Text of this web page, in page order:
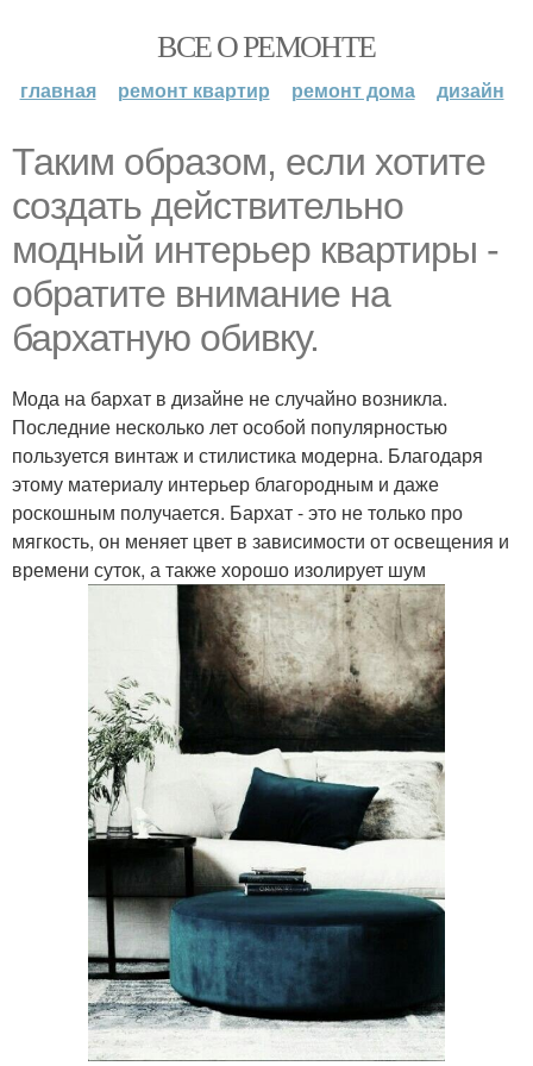
ВСЕ О РЕМОНТЕ
главная ремонт квартир ремонт дома дизайн
Таким образом, если хотите
создать действительно
модный интерьер квартиры -
обратите внимание на
бархатную обивку.
Мода на бархат в дизайне не случайно возникла.
Последние несколько лет особой популярностью
пользуется винтаж и стилистика модерна. Благодаря
этому материалу интерьер благородным и даже
роскошным получается. Бархат - это не только про
мягкость, он меняет цвет в зависимости от освещения и
времени суток, а также хорошо изолирует шум